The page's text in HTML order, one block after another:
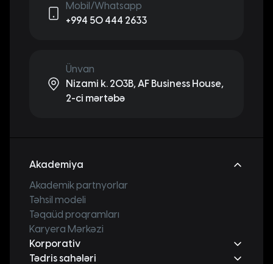
Mobil/Whatsapp
+994 50 444 2633
Ünvan
Nizami k. 203B, AF Business House,
2-ci mərtəbə
Akademiya
Akademik partnyorlar
Təhsil modeli
Təqaüd proqramları
Karyera Mərkəzi
Korporativ
Tədris sahələri